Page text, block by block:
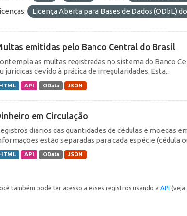
Licença Aberta para Bases de Dados (ODbL)
emitidas pelo Banco Central do Brasil
as multas registradas no sistema do Banco
jurídicas devido à prática de irregularidades. Esta...
HTML API OData JSON
em Circulação
diários das quantidades de cédulas e moedas
estão separadas para cada espécie (cédula
HTML API OData JSON
também pode ter acesso a esses registros usando a API (veja